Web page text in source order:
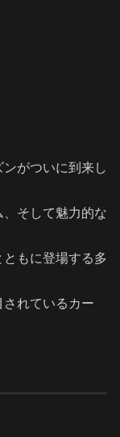
ンがついに到来し
そして魅力的な
もに登場する多
れているカー